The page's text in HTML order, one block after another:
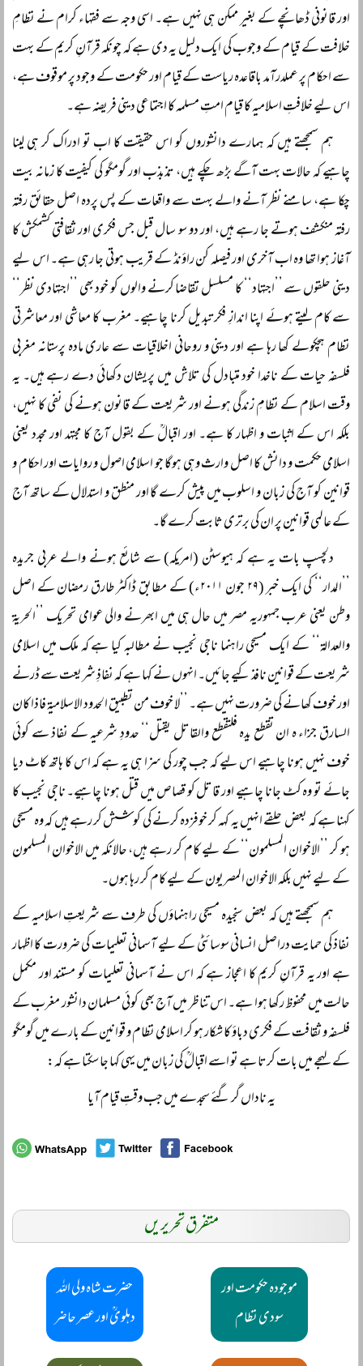
اور قانونی ڈھانچے کے بغیر ممکن ہی نہیں ہے۔ اسی وجہ سے فقہاء کرام نے نظامِ
خلافت کے قیام کے وجوب کی ایک دلیل یہ دی ہے کہ چونکہ قرآنِ کریم کے بہت
سے احکام پر عملدرآمد باقاعدہ ریاست کے قیام اور حکومت کے وجود پر موقوف ہے،
اس لیے خلافتِ اسلامیہ کا قیام امتِ مسلمہ کا اجتماعی دینی فریضہ ہے۔
ہم سمجھتے ہیں کہ ہمارے دانشوروں کو اس حقیقت کا اب تو ادراک کر ہی لینا
چاہیے کہ حالات بہت آگے بڑھ چکے ہیں، تذبذب اور گومگو کی کیفیت کا زمانہ بیت
چکا ہے، سامنے نظر آنے والے بہت سے واقعات کے پس پردہ اصل حقائق رفتہ
رفتہ منکشف ہوتے جا رہے ہیں، اور دو سو سال قبل جس فکری اور ثقافتی کشمکش کا
آغاز ہوا تھا وہ اب آخری اور فیصلہ کن راؤنڈ کے قریب ہوتی جا رہی ہے۔ اس لیے
دینی حلقوں سے ’’اجتہاد‘‘ کا مسلسل تقاضا کرنے والوں کو خود بھی ’’اجتہادی نظر‘‘
سے کام لیتے ہوئے اپنا اندازِ فکر تبدیل کرنا چاہیے۔ مغرب کا معاشی اور معاشرتی
نظام ہچکولے کھا رہا ہے اور دینی و روحانی اخلاقیات سے عاری مادہ پرستانہ مغربی
فلسفہ حیات کے ناخدا خود متبادل کی تلاش میں پریشان دکھائی دے رہے ہیں۔ یہ
وقت اسلام کے نظامِ زندگی ہونے اور شریعت کے قانون ہونے کی نفی کا نہیں،
بلکہ اس کے اثبات و اظہار کا ہے۔ اور اقبالؒ کے بقول آج کا مجتہد اور مجدد یعنی
اسلامی حکمت و دانش کا اصل وارث وہی ہوگا جو اسلامی اصول و روایات اور احکام و
قوانین کو آج کی زبان و اسلوب میں پیش کرے گا اور منطق و استدلال کے ساتھ آج
کے عالمی قوانین پر ان کی برتری ثابت کرے گا۔
دلچسپ بات یہ ہے کہ ہیوسٹن (امریکہ) سے شائع ہونے والے عربی جریدہ
’’المدار‘‘ کی ایک خبر (۲۹ جون ۲۰۱۱ء) کے مطابق ڈاکٹر طارق رمضان کے اصل
وطن یعنی عرب جمہوریہ مصر میں حال ہی میں ابھرنے والی عوامی تحریک ’’الحریۃ
والعدالۃ‘‘ کے ایک مسیحی راہنما ناجی نجیب نے مطالبہ کیا ہے کہ ملک میں اسلامی
شریعت کے قوانین نافذ کیے جائیں۔ انہوں نے کہا ہے کہ نفاذِ شریعت سے ڈرنے
اور خوف کھانے کی ضرورت نہیں ہے۔ ’’لا خوف من تطبیق الحدود الاسلامیۃ فاذا کان
السارق جزاء ہ ان تقطع یدہ فلتقطع والقاتل یقتل‘‘ حدودِ شرعیہ کے نفاذ سے کوئی
خوف نہیں ہونا چاہیے اس لیے کہ جب چور کی سزا ہی یہ ہے کہ اس کا ہاتھ کاٹ دیا
جائے تو وہ کٹ جانا چاہیے اور قاتل کو قصاص میں قتل ہونا چاہیے۔ ناجی نجیب کا
کہنا ہے کہ بعض حلقے انہیں یہ کہہ کر خوفزدہ کرنے کی کوشش کر رہے ہیں کہ وہ مسیحی
ہو کر ’’الاخوان المسلمون‘‘ کے لیے کام کر رہے ہیں، حالانکہ میں الاخوان المسلمون
کے لیے نہیں بلکہ الاخوان المصریون کے لیے کام کر رہا ہوں۔
ہم سمجھتے ہیں کہ بعض سنجیدہ مسیحی راہنماؤں کی طرف سے شریعتِ اسلامیہ کے
نفاذ کی حمایت دراصل انسانی سوسائٹی کے لیے آسمانی تعلیمات کی ضرورت کا اظہار
ہے اور یہ قرآنِ کریم کا اعجاز ہے کہ اس نے آسمانی تعلیمات کو مستند اور مکمل
حالت میں محفوظ رکھا ہوا ہے۔ اس تناظر میں آج بھی کوئی مسلمان دانشور مغرب کے
فلسفہ و ثقافت کے فکری دباؤ کا شکار ہو کر اسلامی نظام و قوانین کے بارے میں گومگو
کے لہجے میں بات کرتا ہے تو اسے اقبالؒ کی زبان میں یہی کہا جا سکتا ہے کہ:
یہ ناداں گر گئے سجدے میں جب وقتِ قیام آیا
متفرق تحریریں
موجودہ حکومت اور
سودی نظام
حضرت شاہ ولی اللہ
دہلویؒ اور عصر حاضر